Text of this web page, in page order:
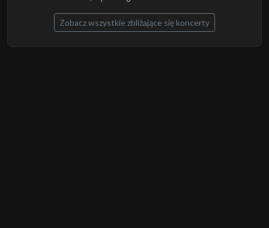
Zobacz wszystkie zbliżające się koncerty